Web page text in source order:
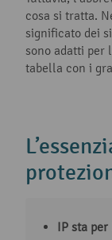
cosa si tratta.
significato dei
sono adatti per
tabella con i
IP sta